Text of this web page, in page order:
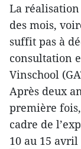
La
des mois,
suffit pas à
consultation
Vinschool
Après deux
première
cadre de
10 au 15